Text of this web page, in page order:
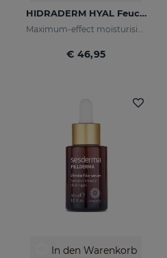
HIDRADERM HYAL Feuchtigkeitscreme
Maximum-effect moisturising
€ 46,95
In den Warenkorb